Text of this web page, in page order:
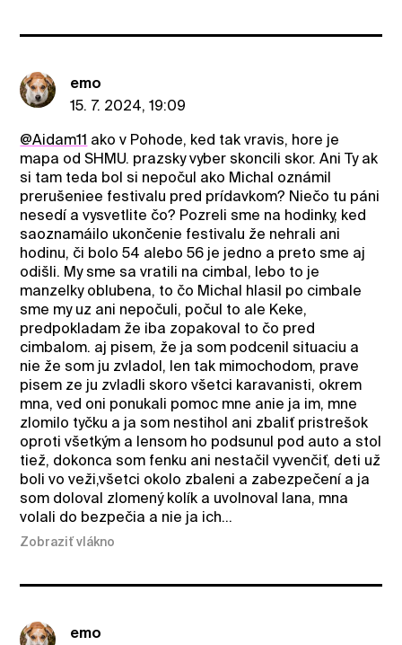
emo
15. 7. 2024, 19:09
@Aidam11 ako v Pohode, ked tak vravis, hore je
mapa od SHMU. prazsky vyber skoncili skor. Ani Ty ak
si tam teda bol si nepočul ako Michal oznámil
prerušeniee festivalu pred prídavkom? Niečo tu páni
nesedí a vysvetlite čo? Pozreli sme na hodinky, ked
saoznamáilo ukončenie festivalu že nehrali ani
hodinu, či bolo 54 alebo 56 je jedno a preto sme aj
odišli. My sme sa vratili na cimbal, lebo to je
manzelky oblubena, to čo Michal hlasil po cimbale
sme my uz ani nepočuli, počul to ale Keke,
predpokladam že iba zopakoval to čo pred
cimbalom. aj pisem, že ja som podcenil situaciu a
nie že som ju zvladol, len tak mimochodom, prave
pisem ze ju zvladli skoro všetci karavanisti, okrem
mna, ved oni ponukali pomoc mne anie ja im, mne
zlomilo tyčku a ja som nestihol ani zbaliť pristrešok
oproti všetkým a lensom ho podsunul pod auto a stol
tiež, dokonca som fenku ani nestačil vyvenčiť, deti už
boli vo veži,všetci okolo zbaleni a zabezpečení a ja
som doloval zlomený kolík a uvolnoval lana, mna
volali do bezpečia a nie ja ich...
Zobraziť vlákno
emo